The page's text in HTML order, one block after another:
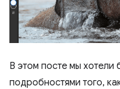
В этом посте мы хотели
подробностями того,